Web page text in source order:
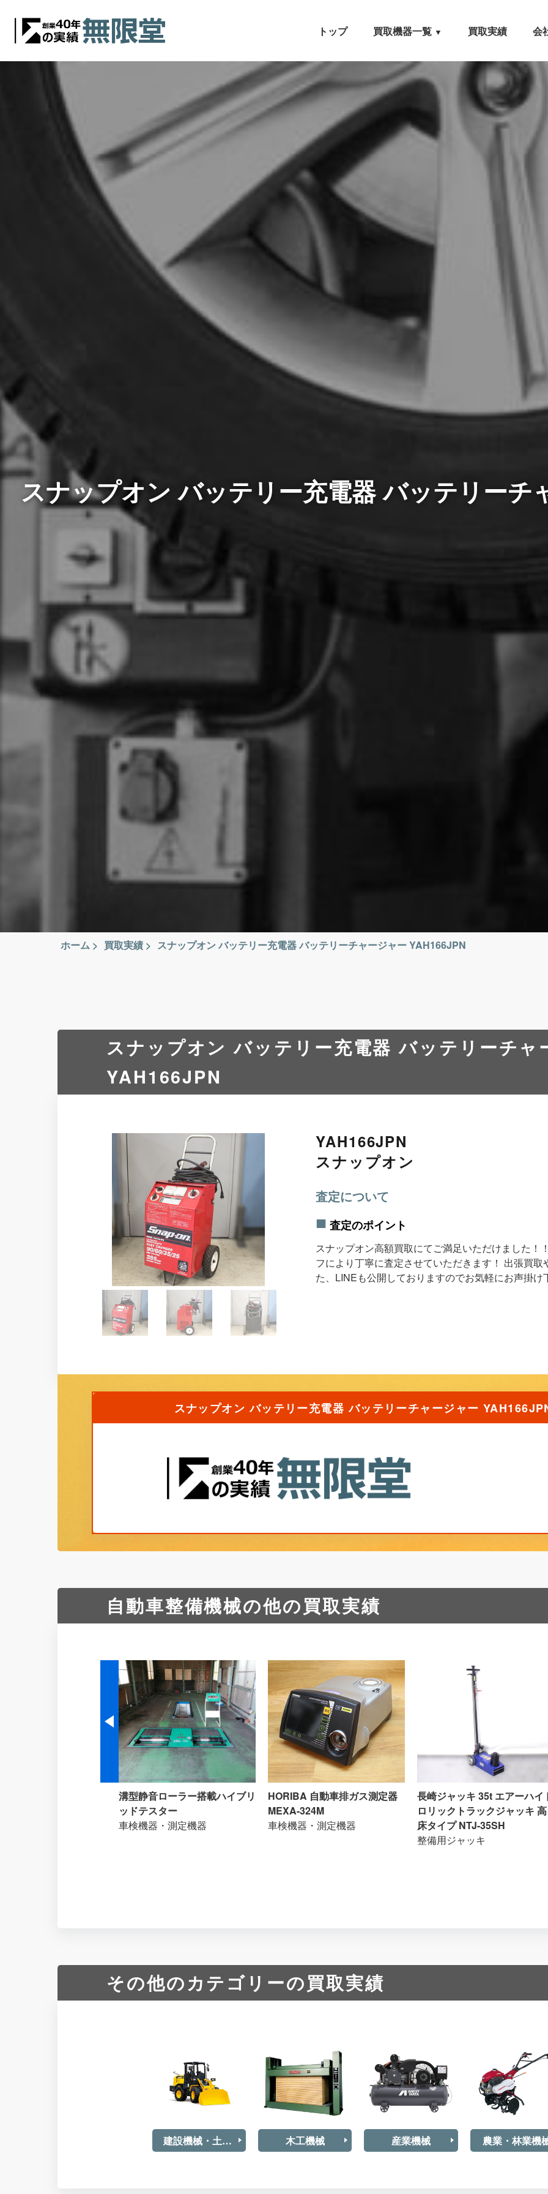
トップ 買取機器一覧 ▼
自動車設備機械
工作機械
農業・林業機械
建設機械・土木機械
買取実績 会
スナップオン バッテリー充電器 バッテリーチ
ホーム > 買取実績 > スナップオン バッテリー充電器 バッテリーチャージャー YAH166JPN
スナップオン バッテリー充電器 バッテリーチャ
YAH166JPN
YAH166JPN
スナップオン
査定について
査定のポイント
スナップオン高額買取にてご満足いただけました！
フにより丁寧に査定させていただきます！ 出張買
た、LINEも公開しておりますのでお気軽にお声掛け
スナップオン バッテリー充電器 バッテリーチャージャー
自動車整備機械の他の買取実績
溝型静音ローラー搭載ハイブリ
ッドテスター
車検機器・測定機器
HORIBA 自動車排ガス測定器
MEXA-324M
車検機器・測定機器
長崎ジャッキ 35t エアーハイ
ロリックトラックジャッキ 高
床タイプ NTJ-35SH
整備用ジャッキ
その他のカテゴリーの買取実績
建設機械・土木重機 木工機械 産業機械 農業・林業機